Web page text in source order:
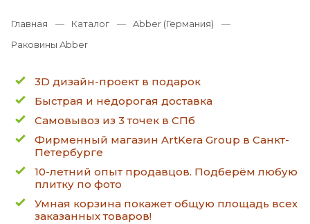
Главная — Каталог — Abber (Германия)
—
Раковины Abber
3D дизайн-проект в подарок
Быстрая и недорогая доставка
Самовывоз из 3 точек в СПб
Фирменный магазин ArtKera Group в Санкт-
Петербурге
10-летний опыт продавцов. Подберём любую
плитку по фото
Умная корзина покажет общую площадь всех
заказанных товаров!